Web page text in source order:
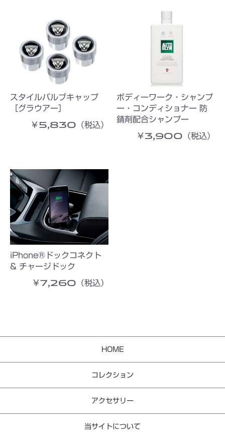
スタイルバルブキャップ
［グラウアー］
￥5,830（税込）
ボディーワーク・シャンプ
ー・コンディショナー 防
錆剤配合シャンプー
￥3,900（税込）
iPhone®ドックコネクト
& チャージドック
￥7,260（税込）
HOME
コレクション
アクセサリー
当サイトについて